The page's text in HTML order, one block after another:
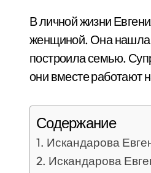
В личной жизни
женщиной. Она нашла
построила семью.
они вместе работают
Содержание
Искандарова
Искандарова